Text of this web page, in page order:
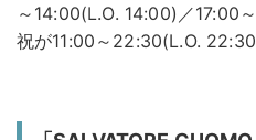
～14:00(L.O. 14:00)／17:00
祝が11:00～22:30(L.O.